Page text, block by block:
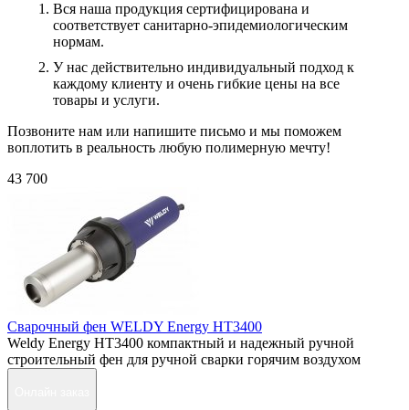
Вся наша продукция сертифицирована и
соответствует санитарно-эпидемиологическим
нормам.
У нас действительно индивидуальный подход к
каждому клиенту и очень гибкие цены на все
товары и услуги.
Позвоните нам или напишите письмо и мы поможем
воплотить в реальность любую полимерную мечту!
43 700
Сварочный фен WELDY Energy HT3400
Weldy Energy HT3400 компактный и надежный ручной
строительный фен для ручной сварки горячим воздухом